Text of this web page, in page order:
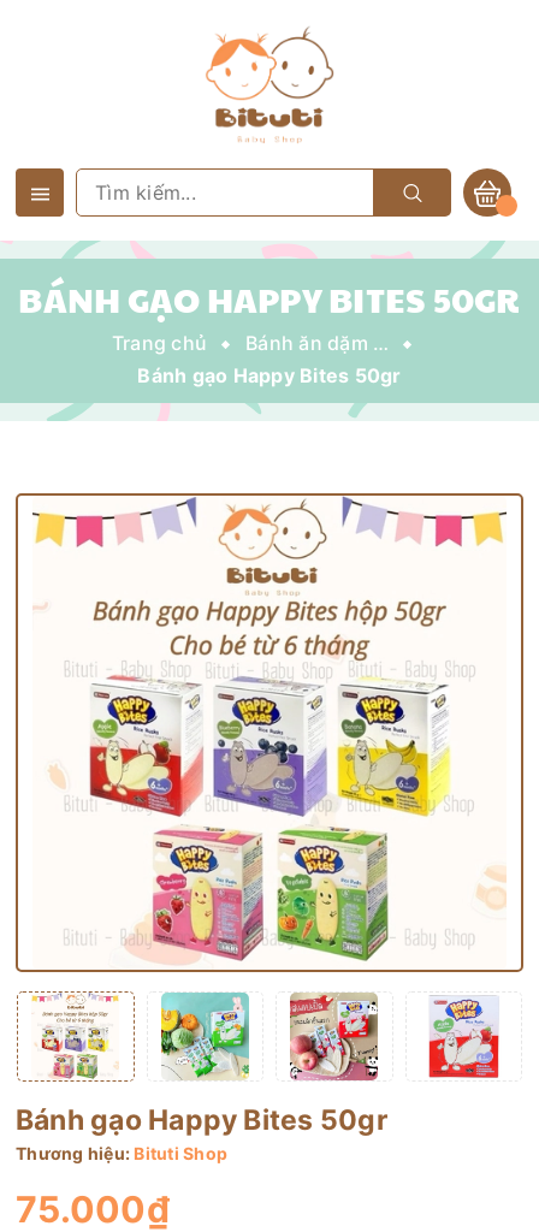
BÁNH GẠO HAPPY BITES 50GR
Trang chủ
Bánh ăn dặm - Sữa chua khô
Bánh gạo Happy Bites 50gr
Bánh gạo Happy Bites 50gr
Thương hiệu: Bituti Shop
75.000₫